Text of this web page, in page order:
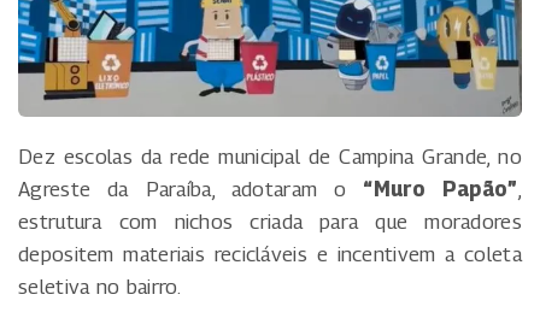
Dez escolas da rede municipal de Campina Grande, no
Agreste da Paraíba, adotaram o “Muro Papão”
estrutura com nichos criada para que moradores
depositem materiais recicláveis e incentivem a coleta
seletiva no bairro.